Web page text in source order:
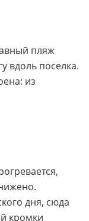
пляж
вдоль поселка.
из
дня, сюда
кромки